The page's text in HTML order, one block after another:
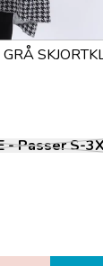
ONESIZE - Passer S-